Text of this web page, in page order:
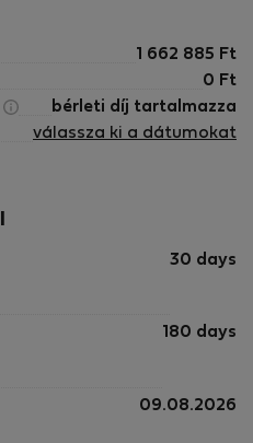
1 662 885 Ft
0 Ft
bérleti díj tartalmazza
válassza ki a dátumokat
30 days
180 days
09.08.2026